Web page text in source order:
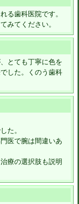
る歯科医院です。
みてください。
とても丁寧に色を
した。くのう歯科
た。
医で腕は間違いあ
療の選択肢も説明